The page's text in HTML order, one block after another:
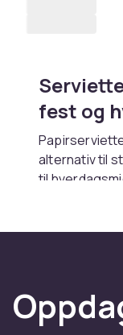
fest og
alternativ til
til
mønster eller
hvite
servietter